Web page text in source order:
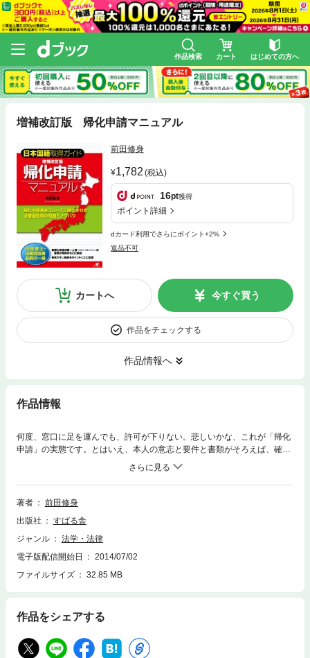
作品検索 カート はじめての方へ
増補改訂版 帰化申請マニュアル
前田修身
1,782 (税込)
16pt獲得
ポイント詳細
dカード利用でさらにポイント+2%
返品不可
カートへ 今すぐ買う
作品をチェックする
作品情報へ
作品情報
何度、窓口に足を運んでも、許可が下りない。悲しいかな、これが「帰化
申請」の実態です。とはいえ、本人の意志と要件と書類がそろえば、確実
に超えられる壁というのもまた事実。だから、最初からあきらめないでほ
しい……。心から「日本人になりたい」と願う人たちを長年にわたりサポ
ートしてきた、国際法務の第一人者による日本国籍取得ガイド決定版。行
政書士・法務担当者必携の一冊。
著者
前田修身
出版社
すばる舎
ジャンル
法学・法律
電子版配信開始日
2014/07/02
ファイルサイズ
32.85 MB
作品をシェアする